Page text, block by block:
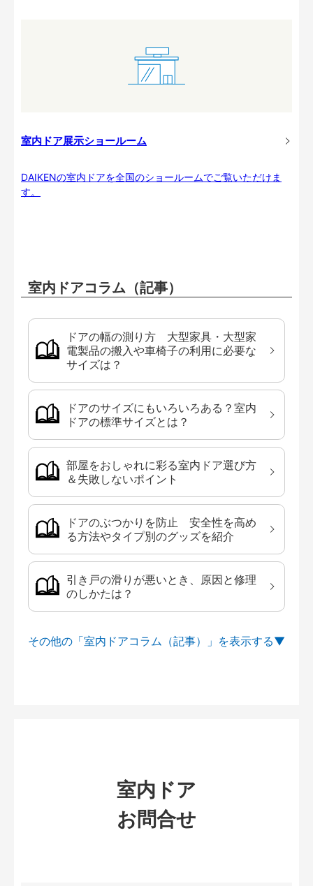
室内ドア展示ショールーム
DAIKENの室内ドアを全国のショールームでご覧いただけま
す。
室内ドアコラム（記事）
ドアの幅の測り方 大型家具・大型家
電製品の搬入や車椅子の利用に必要な
サイズは？
ドアのサイズにもいろいろある？室内
ドアの標準サイズとは？
部屋をおしゃれに彩る室内ドア選び方
＆失敗しないポイント
ドアのぶつかりを防止 安全性を高め
る方法やタイプ別のグッズを紹介
引き戸の滑りが悪いとき、原因と修理
のしかたは？
その他の「室内ドアコラム（記事）」を
室内ドア
お問合せ